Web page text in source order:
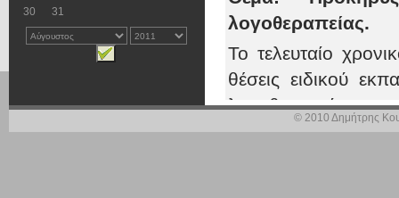
30
31
λογοθεραπείας.
Το τελευταίο
θέσεις ειδικού
λογοθεραπείας με
παρέχονται και δεν
© 2010 Δημήτρης